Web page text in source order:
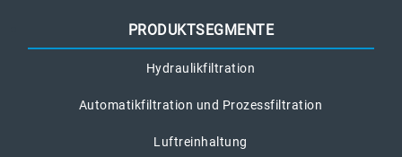
PRODUKTSEGMENTE
Hydraulikfiltration
Automatikfiltration und Prozessfiltration
Luftreinhaltung